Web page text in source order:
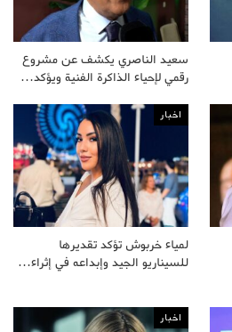
سعيد الناصري يكشف عن مشروع
رقمي لإحياء الذاكرة الفنية ويؤكد…
اخبار
لمياء خربوش تؤكد تقديرها
للسيناريو الجيد وإبداعه في إثراء…
اخبار